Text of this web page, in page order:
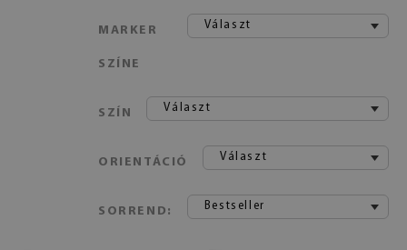
MARKER
SZÍNE
Választ
SZÍN Választ
ORIENTÁCIÓ Választ
SORREND: Bestseller